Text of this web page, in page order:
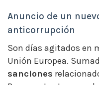
Anuncio de un
anticorrupción
Son días agitados en
Unión Europea.
sanciones